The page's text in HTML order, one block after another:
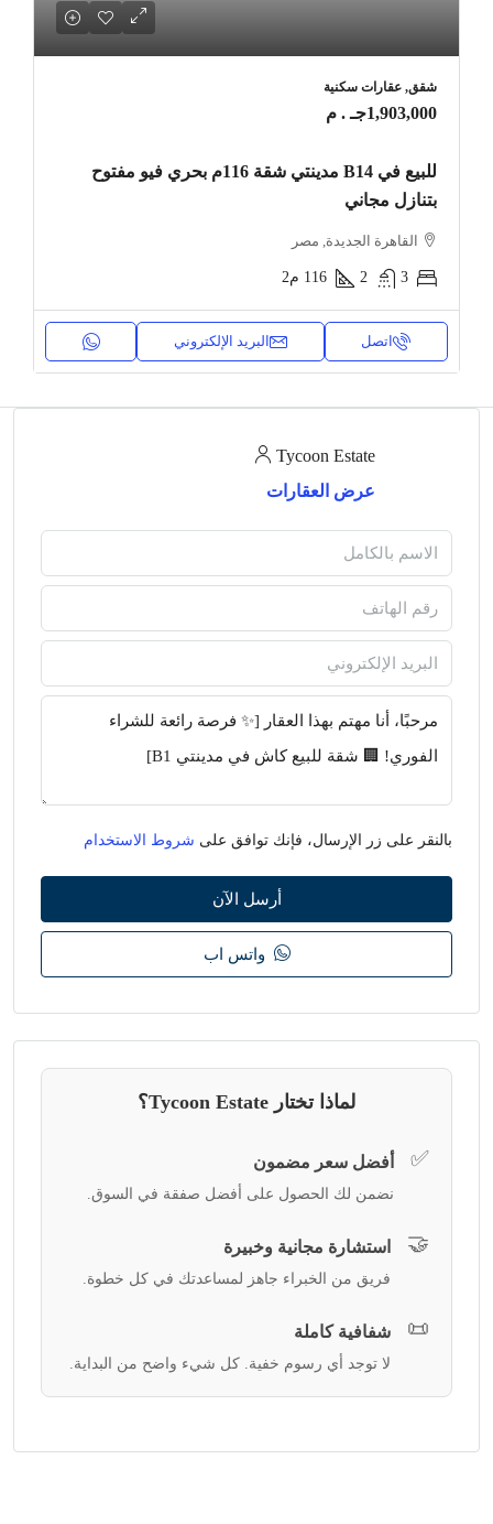
شقق, عقارات سكنية
1,903,000جـ . م
للبيع في B14 مدينتي شقة 116م بحري فيو مفتوح
بتنازل مجاني
القاهرة الجديدة, مصر
3
2
116 م2
اتصل البريد الإلكتروني
Tycoon Estate
عرض العقارات
بالنقر على زر الإرسال، فإنك توافق على شروط الاستخدام
أرسل الآن
واتس اب
لماذا تختار Tycoon Estate؟
✅ أفضل سعر مضمون
نضمن لك الحصول على أفضل صفقة في السوق.
🤝 استشارة مجانية وخبيرة
فريق من الخبراء جاهز لمساعدتك في كل خطوة.
📜 شفافية كاملة
لا توجد أي رسوم خفية. كل شيء واضح من البداية.